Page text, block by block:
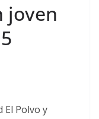
joven
El Polvo y